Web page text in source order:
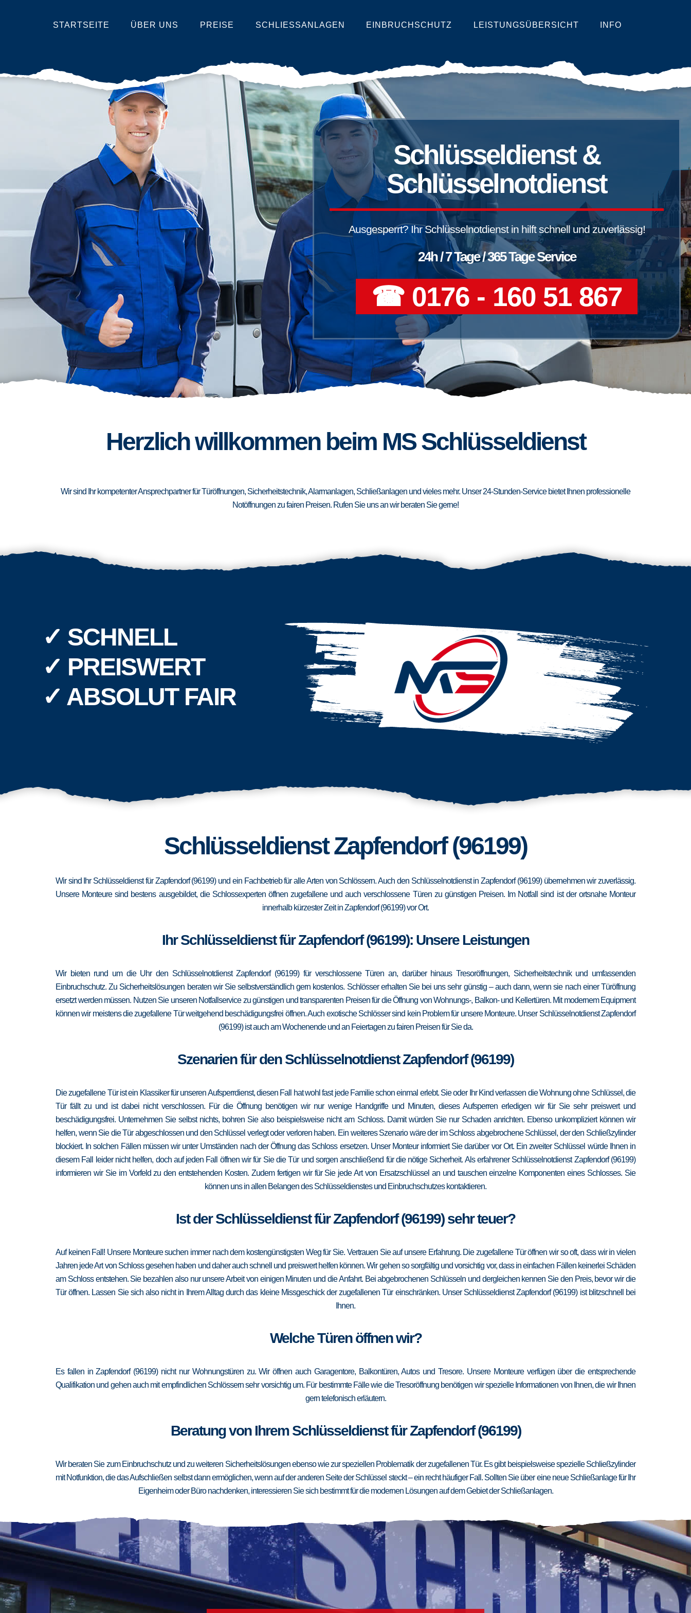
STARTSEITE ÜBER UNS PREISE SCHLIESSANLAGEN EINBRUCHSCHUTZ LEISTUNGSÜBERSICHT INFO
Schlüsseldienst &
Schlüsselnotdienst
Ausgesperrt? Ihr Schlüsselnotdienst in hilft schnell und zuverlässig!
24h / 7 Tage / 365 Tage Service
☎ 0176 - 160 51 867
Herzlich willkommen beim MS Schlüsseldienst
Wir sind Ihr kompetenter Ansprechpartner für Türöffnungen, Sicherheitstechnik, Alarmanlagen, Schließanlagen und vieles mehr. Unser 24-Stunden-Service bietet Ihnen professionelle
Notöffnungen zu fairen Preisen. Rufen Sie uns an wir beraten Sie gerne!
✓ SCHNELL
✓ PREISWERT
✓ ABSOLUT FAIR
Schlüsseldienst Zapfendorf (96199)
Wir sind Ihr Schlüsseldienst für Zapfendorf (96199) und ein Fachbetrieb für alle Arten von Schlössern. Auch den Schlüsselnotdienst in Zapfendorf (96199) übernehmen wir zuverlässig.
Unsere Monteure sind bestens ausgebildet, die Schlossexperten öffnen zugefallene und auch verschlossene Türen zu günstigen Preisen. Im Notfall sind ist der ortsnahe Monteur
innerhalb kürzester Zeit in Zapfendorf (96199) vor Ort.
Ihr Schlüsseldienst für Zapfendorf (96199): Unsere Leistungen
Wir bieten rund um die Uhr den Schlüsselnotdienst Zapfendorf (96199) für verschlossene Türen an, darüber hinaus Tresoröffnungen, Sicherheitstechnik und umfassenden
Einbruchschutz. Zu Sicherheitslösungen beraten wir Sie selbstverständlich gern kostenlos. Schlösser erhalten Sie bei uns sehr günstig – auch dann, wenn sie nach einer Türöffnung
ersetzt werden müssen. Nutzen Sie unseren Notfallservice zu günstigen und transparenten Preisen für die Öffnung von Wohnungs-, Balkon- und Kellertüren. Mit modernem Equipment
können wir meistens die zugefallene Tür weitgehend beschädigungsfrei öffnen. Auch exotische Schlösser sind kein Problem für unsere Monteure. Unser Schlüsselnotdienst Zapfendorf
(96199) ist auch am Wochenende und an Feiertagen zu fairen Preisen für Sie da.
Szenarien für den Schlüsselnotdienst Zapfendorf (96199)
Die zugefallene Tür ist ein Klassiker für unseren Aufsperrdienst, diesen Fall hat wohl fast jede Familie schon einmal erlebt. Sie oder Ihr Kind verlassen die Wohnung ohne Schlüssel, die
Tür fällt zu und ist dabei nicht verschlossen. Für die Öffnung benötigen wir nur wenige Handgriffe und Minuten, dieses Aufsperren erledigen wir für Sie sehr preiswert und
beschädigungsfrei. Unternehmen Sie selbst nichts, bohren Sie also beispielsweise nicht am Schloss. Damit würden Sie nur Schaden anrichten. Ebenso unkompliziert können wir
helfen, wenn Sie die Tür abgeschlossen und den Schlüssel verlegt oder verloren haben. Ein weiteres Szenario wäre der im Schloss abgebrochene Schlüssel, der den Schließzylinder
blockiert. In solchen Fällen müssen wir unter Umständen nach der Öffnung das Schloss ersetzen. Unser Monteur informiert Sie darüber vor Ort. Ein zweiter Schlüssel würde Ihnen in
diesem Fall leider nicht helfen, doch auf jeden Fall öffnen wir für Sie die Tür und sorgen anschließend für die nötige Sicherheit. Als erfahrener Schlüsselnotdienst Zapfendorf (96199)
informieren wir Sie im Vorfeld zu den entstehenden Kosten. Zudem fertigen wir für Sie jede Art von Ersatzschlüssel an und tauschen einzelne Komponenten eines Schlosses. Sie
können uns in allen Belangen des Schlüsseldienstes und Einbruchschutzes kontaktieren.
Ist der Schlüsseldienst für Zapfendorf (96199) sehr teuer?
Auf keinen Fall! Unsere Monteure suchen immer nach dem kostengünstigsten Weg für Sie. Vertrauen Sie auf unsere Erfahrung. Die zugefallene Tür öffnen wir so oft, dass wir in vielen
Jahren jede Art von Schloss gesehen haben und daher auch schnell und preiswert helfen können. Wir gehen so sorgfältig und vorsichtig vor, dass in einfachen Fällen keinerlei Schäden
am Schloss entstehen. Sie bezahlen also nur unsere Arbeit von einigen Minuten und die Anfahrt. Bei abgebrochenen Schlüsseln und dergleichen kennen Sie den Preis, bevor wir die
Tür öffnen. Lassen Sie sich also nicht in Ihrem Alltag durch das kleine Missgeschick der zugefallenen Tür einschränken. Unser Schlüsseldienst Zapfendorf (96199) ist blitzschnell bei
Ihnen.
Welche Türen öffnen wir?
Es fallen in Zapfendorf (96199) nicht nur Wohnungstüren zu. Wir öffnen auch Garagentore, Balkontüren, Autos und Tresore. Unsere Monteure verfügen über die entsprechende
Qualifikation und gehen auch mit empfindlichen Schlössern sehr vorsichtig um. Für bestimmte Fälle wie die Tresoröffnung benötigen wir spezielle Informationen von Ihnen, die wir Ihnen
gern telefonisch erläutern.
Beratung von Ihrem Schlüsseldienst für Zapfendorf (96199)
Wir beraten Sie zum Einbruchschutz und zu weiteren Sicherheitslösungen ebenso wie zur speziellen Problematik der zugefallenen Tür. Es gibt beispielsweise spezielle Schließzylinder
mit Notfunktion, die das Aufschließen selbst dann ermöglichen, wenn auf der anderen Seite der Schlüssel steckt – ein recht häufiger Fall. Sollten Sie über eine neue Schließanlage für Ihr
Eigenheim oder Büro nachdenken, interessieren Sie sich bestimmt für die modernen Lösungen auf dem Gebiet der Schließanlagen.